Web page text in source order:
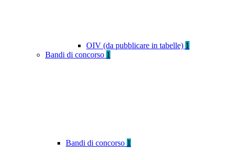
OIV (da pubblicare in tabelle) 1
Bandi di concorso 1
Bandi di concorso 1